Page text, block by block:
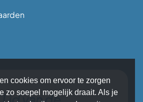
cookies om ervoor te zorgen
zo soepel mogelijk draait. Als je